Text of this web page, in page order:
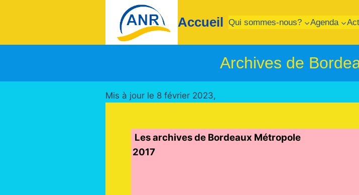
Accueil Qui sommes-nous? Agenda
Archives de
Mis à jour le 8 février 2023,
Les archives de
2017